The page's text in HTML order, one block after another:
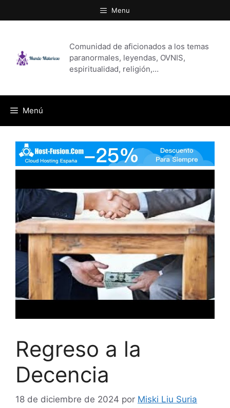
al
Menu
Comunidad de aficionados a los temas
paranormales, leyendas, OVNIS,
espiritualidad, religión,…
Menú
Regreso a la
Decencia
18 de diciembre de 2024 por Miski Liu Suria